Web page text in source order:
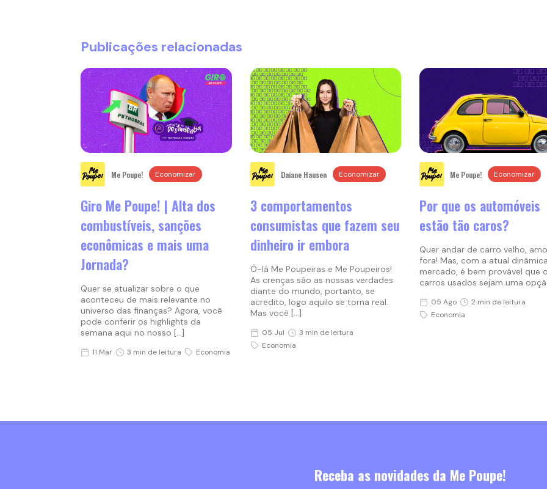
Publicações relacionadas
Me Poupe! Economizar
Giro Me Poupe! | Alta dos
combustíveis, sanções
econômicas e mais uma
Jornada?
Quer se atualizar sobre o que
aconteceu de mais relevante no
universo das finanças? Agora, você
pode conferir os highlights da
semana aqui no nosso […]
11 Mar 3 min de leitura Economia
Daiane Hausen Economizar
3 comportamentos
consumistas que fazem seu
dinheiro ir embora
Ô-lá Me Poupeiras e Me Poupeiros!
As crenças são as nossas verdades
diante do mundo, portanto, se
acredito, logo aquilo se torna real.
Mas você […]
05 Jul
3 min de leitura
Economia
Me Poupe! Economizar
Por que os automóveis
estão tão caros?
Quer andar de carro velho,
fora! Mas, com a atual
mercado, é bem provável que
carros usados sejam uma
05 Ago
2 min de leitura
Economia
Receba as novidades da Me Poupe!